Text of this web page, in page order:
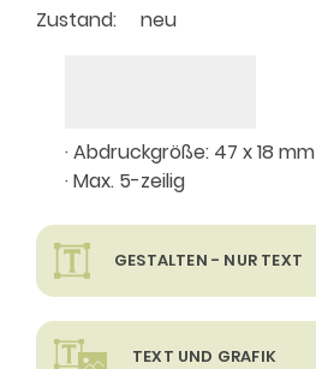
Zustand:
neu
· Abdruckgröße: 47 x 18 mm
· Max. 5-zeilig
GESTALTEN - NUR TEXT
TEXT UND GRAFIK